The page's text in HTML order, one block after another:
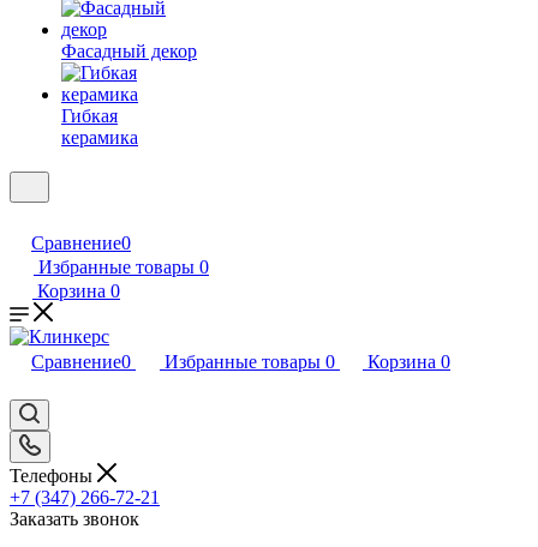
Фасадный декор
Гибкая
керамика
Сравнение0
Избранные товары 0
Корзина 0
Сравнение0 Избранные товары 0 Корзина 0
Телефоны
+7 (347) 266-72-21
Заказать звонок